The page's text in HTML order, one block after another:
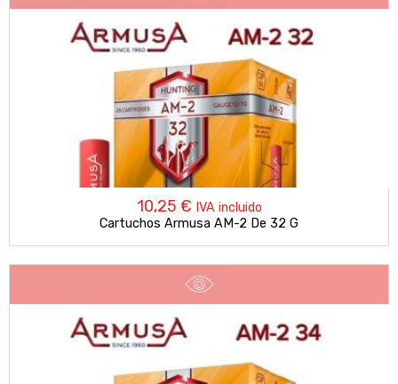
10,25 € IVA incluido
Cartuchos Armusa AM-2 De 32 G